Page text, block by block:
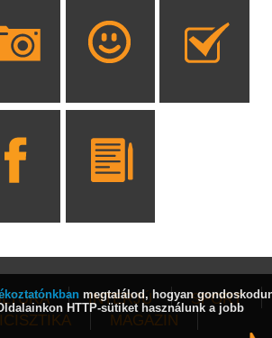
INTERJÚ
SPORT
MAGAZIN
megtalálod, hogyan
HTTP-sütiket használunk a jobb